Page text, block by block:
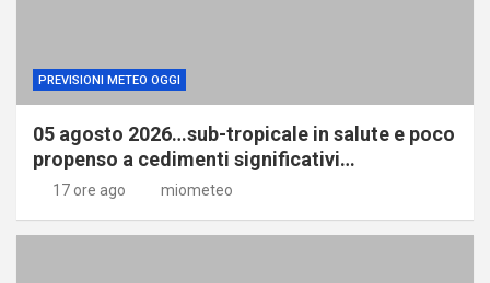
PREVISIONI METEO OGGI
05 agosto 2026…sub-tropicale in salute e poco
propenso a cedimenti significativi…
17 ore ago miometeo